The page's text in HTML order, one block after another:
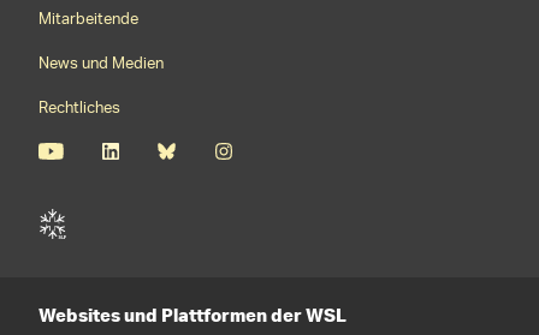
Mitarbeitende
News und Medien
Rechtliches
Websites und Plattformen der WSL